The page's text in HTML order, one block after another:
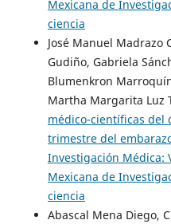
Mexicana de
ciencia
José Manuel Madrazo
Gudiño, Gabriela
Blumenkron
Martha Margarita Luz
médico-científicas
trimestre del
Investigación Médica:
Mexicana de
ciencia
Abascal Mena Diego,